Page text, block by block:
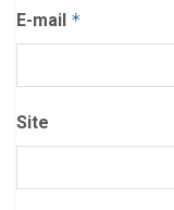
E-mail *
Site